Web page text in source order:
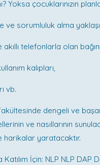
Yoksa çocuklarınızın
ve sorumluluk alma
telefonlarla olan
kalıpları,
vb.
dengeli ve
ve nasıllarının
yaratacaktır.
İçin: NLP NLP DAP